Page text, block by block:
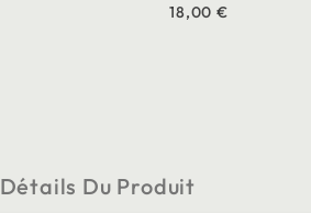
18,00 €
Détails Du Produit